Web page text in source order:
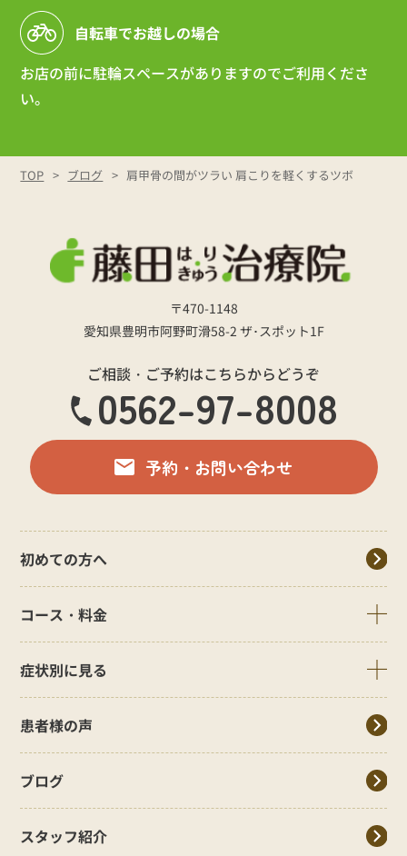
自転車でお越しの場合
お店の前に駐輪スペースがありますのでご利用くださ
い。
TOP ブログ 肩甲骨の間がツラい 肩こりを軽くするツボ
〒470-1148
愛知県豊明市阿野町滑58-2 ザ･スポット1F
ご相談・ご予約はこちらからどうぞ
0562-97-8008
予約・お問い合わせ
初めての方へ
コース・料金
症状別に見る
患者様の声
ブログ
スタッフ紹介